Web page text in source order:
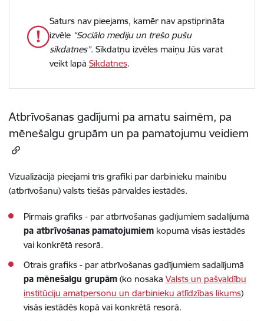
Saturs nav pieejams, kamēr nav apstiprināta
izvēle “Sociālo mediju un trešo pušu
sīkdatnes”. Sīkdatņu izvēles maiņu Jūs varat
veikt lapā Sīkdatnes.
Atbrīvošanas gadījumi pa amatu saimēm, pa
mēnešalgu grupām un pa pamatojumu veidiem
Vizualizācijā pieejami trīs grafiki par darbinieku mainību
(atbrīvošanu) valsts tiešās pārvaldes iestādēs.
Pirmais grafiks - par atbrīvošanas gadījumiem sadalījumā
pa atbrīvošanas pamatojumiem kopumā visās iestādēs
vai konkrētā resorā.
Otrais grafiks - par atbrīvošanas gadījumiem sadalījumā
pa mēnešalgu grupām (ko nosaka Valsts un pašvaldību
institūciju amatpersonu un darbinieku atlīdzības likums)
visās iestādēs kopā vai konkrētā resorā.